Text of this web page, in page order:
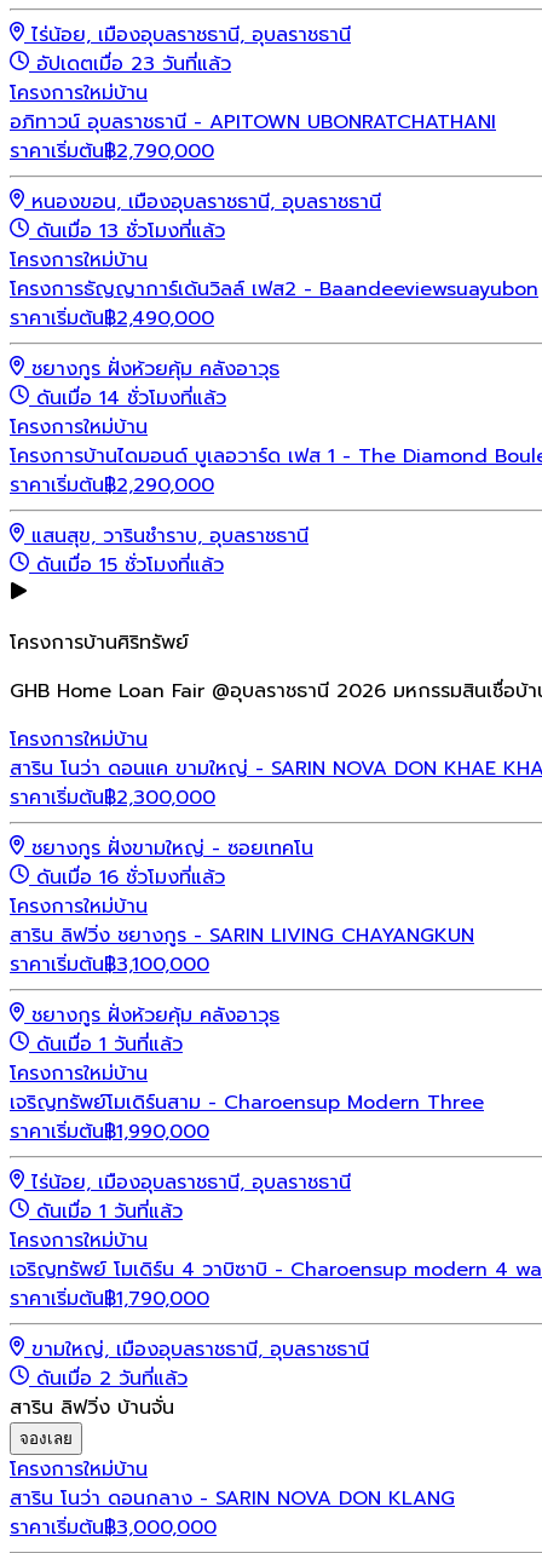
ไร่น้อย, เมืองอุบลราชธานี, อุบลราชธานี
อัปเดตเมื่อ 23 วันที่แล้ว
โครงการใหม่บ้าน
อภิทาวน์ อุบลราชธานี - APITOWN UBONRATCHATHANI
ราคาเริ่มต้น฿2,790,000
หนองขอน, เมืองอุบลราชธานี, อุบลราชธานี
ดันเมื่อ 13 ชั่วโมงที่แล้ว
โครงการใหม่บ้าน
โครงการธัญญาการ์เด้นวิลล์ เฟส2 - Baandeeviewsuayubon
ราคาเริ่มต้น฿2,490,000
ชยางกูร ฝั่งห้วยคุ้ม คลังอาวุธ
ดันเมื่อ 14 ชั่วโมงที่แล้ว
โครงการใหม่บ้าน
โครงการบ้านไดมอนด์ บูเลอวาร์ด เฟส 1 - The Diamond
ราคาเริ่มต้น฿2,290,000
แสนสุข, วารินชำราบ, อุบลราชธานี
ดันเมื่อ 15 ชั่วโมงที่แล้ว
โครงการบ้านศิริทรัพย์
GHB Home Loan Fair @อุบลราชธานี 2026 มหกรรมสินเชื่อบ้
โครงการใหม่บ้าน
สาริน โนว่า ดอนแค ขามใหญ่ - SARIN NOVA DON KHAE
ราคาเริ่มต้น฿2,300,000
ชยางกูร ฝั่งขามใหญ่ - ซอยเทคโน
ดันเมื่อ 16 ชั่วโมงที่แล้ว
โครงการใหม่บ้าน
สาริน ลิฟวิ่ง ชยางกูร - SARIN LIVING CHAYANGKUN
ราคาเริ่มต้น฿3,100,000
ชยางกูร ฝั่งห้วยคุ้ม คลังอาวุธ
ดันเมื่อ 1 วันที่แล้ว
โครงการใหม่บ้าน
เจริญทรัพย์โมเดิร์นสาม - Charoensup Modern Three
ราคาเริ่มต้น฿1,990,000
ไร่น้อย, เมืองอุบลราชธานี, อุบลราชธานี
ดันเมื่อ 1 วันที่แล้ว
โครงการใหม่บ้าน
เจริญทรัพย์ โมเดิร์น 4 วาบิซาบิ - Charoensup modern 4
ราคาเริ่มต้น฿1,790,000
ขามใหญ่, เมืองอุบลราชธานี, อุบลราชธานี
ดันเมื่อ 2 วันที่แล้ว
สาริน ลิฟวิ่ง บ้านจั่น
จองเลย
โครงการใหม่บ้าน
สาริน โนว่า ดอนกลาง - SARIN NOVA DON KLANG
ราคาเริ่มต้น฿3,000,000